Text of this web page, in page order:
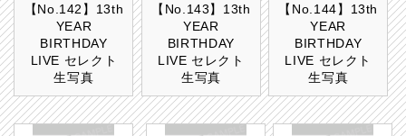
【No.142】13th
YEAR
BIRTHDAY
LIVE セレクト
生写真
【No.143】13th
YEAR
BIRTHDAY
LIVE セレクト
生写真
【No.144】13th
YEAR
BIRTHDAY
LIVE セレクト
生写真